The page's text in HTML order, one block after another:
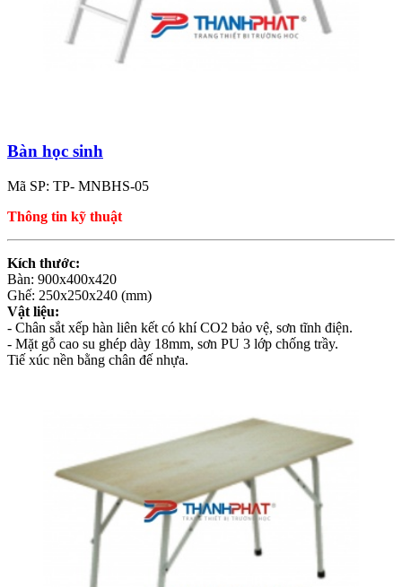
Bàn học sinh
Mã SP: TP- MNBHS-05
Thông tin kỹ thuật
Kích thước:
Bàn: 900x400x420
Ghế: 250x250x240 (mm)
Vật liệu:
- Chân sắt xếp hàn liên kết có khí CO2 bảo vệ, sơn tĩnh điện.
- Mặt gỗ cao su ghép dày 18mm, sơn PU 3 lớp chống trầy.
Tiế xúc nền bằng chân đế nhựa.